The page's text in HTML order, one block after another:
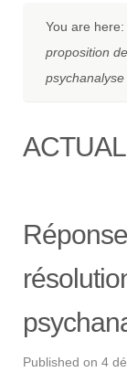
You are here:
proposition
psychanalyse
Published on 4